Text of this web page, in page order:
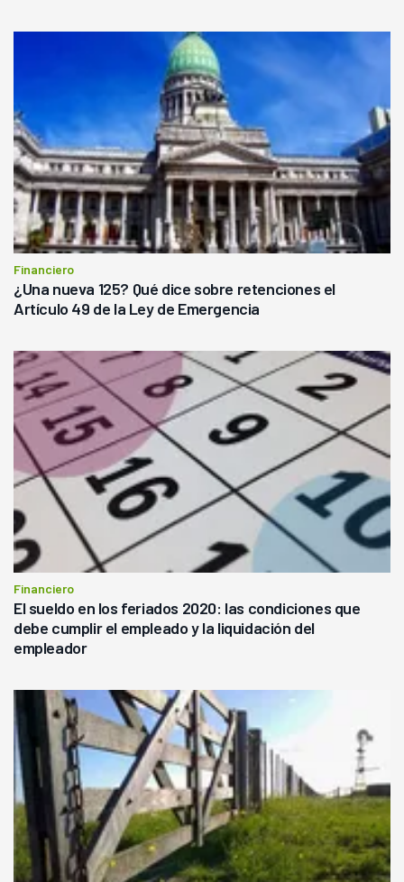
Financiero
¿Una nueva 125? Qué dice sobre retenciones el
Artículo 49 de la Ley de Emergencia
Financiero
El sueldo en los feriados 2020: las condiciones que
debe cumplir el empleado y la liquidación del
empleador